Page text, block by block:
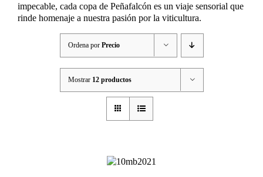
impecable, cada copa de Peñafalcón es un viaje sensorial que
rinde homenaje a nuestra pasión por la viticultura.
Ordena por Precio
Mostrar 12 productos